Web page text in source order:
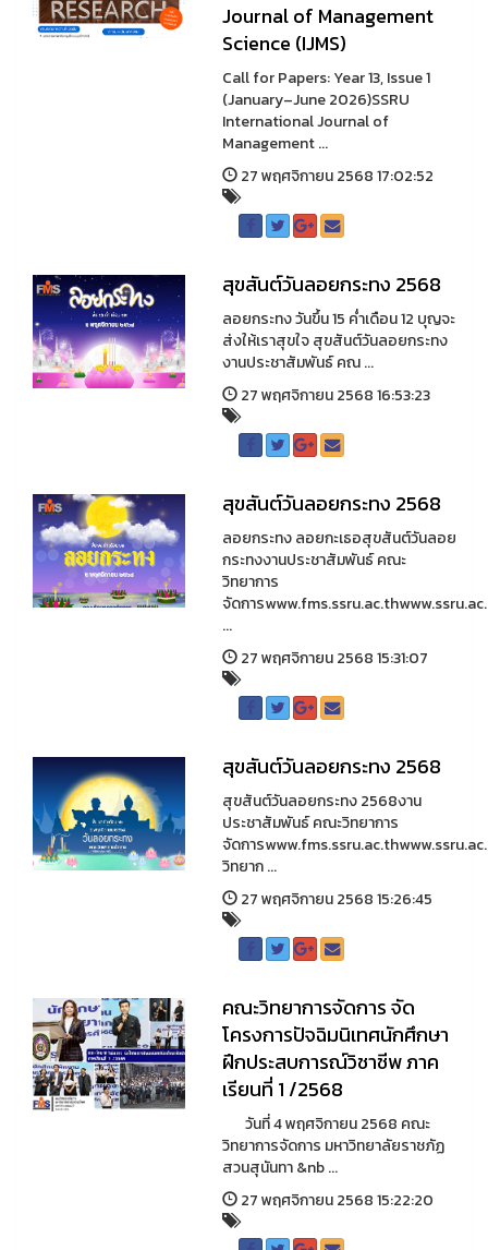
Journal of Management
Science (IJMS)
Call for Papers: Year 13, Issue 1
(January–June 2026)SSRU
International Journal of
Management ...
27 พฤศจิกายน 2568 17:02:52
สุขสันต์วันลอยกระทง 2568
ลอยกระทง วันขึ้น 15 ค่ำเดือน 12 บุญจะ
ส่งให้เราสุขใจ สุขสันต์วันลอยกระทง
งานประชาสัมพันธ์ คณ ...
27 พฤศจิกายน 2568 16:53:23
สุขสันต์วันลอยกระทง 2568
ลอยกระทง ลอยกะเธอสุขสันต์วันลอย
กระทงงานประชาสัมพันธ์ คณะ
วิทยาการ
จัดการwww.fms.ssru.ac.thwww.ssru.ac.
...
27 พฤศจิกายน 2568 15:31:07
สุขสันต์วันลอยกระทง 2568
สุขสันต์วันลอยกระทง 2568งาน
ประชาสัมพันธ์ คณะวิทยาการ
จัดการ
วิทยาก ...
27 พฤศจิกายน 2568 15:26:45
คณะวิทยาการจัดการ จัด
โครงการปัจฉิมนิเทศนักศึกษา
ฝึกประสบการณ์วิชาชีพ ภาค
เรียนที่ 1 /2568
วันที่ 4 พฤศจิกายน 2568 คณะ
วิทยาการจัดการ มหาวิทยาลัยราชภัฏ
สวนสุนันทา &nb ...
27 พฤศจิกายน 2568 15:22:20